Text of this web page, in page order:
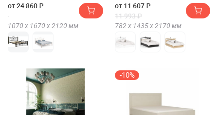
от 24 860 ₽
1070 х 1670 х 2120 мм
от 11 607 ₽
11 993 ₽
782 х 1435 х 2170 мм
-10%